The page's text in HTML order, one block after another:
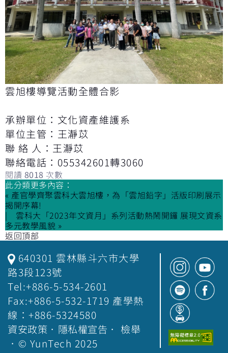
雲旭樓導覽活動全體合影
承辦單位：文化資產維護系
單位主管：王瀞苡
聯 絡 人：王瀞苡
聯絡電話：055342601轉3060
閱讀 8018 次數
此分類更多內容：
« 產官學齊聚雲科大雲旭樓，為「雲旭鉛字」活版印刷展示
揭開序幕!
雲科大「2023年文資月」系列活動熱鬧開鑼 展現文資系
多元教學風貌 »
返回頂部
640301 雲林縣斗六市大學
路3段123號
Tel:+886-5-534-2601
Fax:+886-5-532-1719 產學熱
線：+886-5324580
資安政策 ． 隱私權宣告 ． 檢舉
．© YunTech 2025